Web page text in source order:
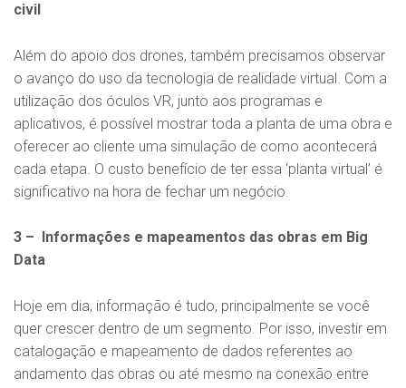
civil
Além do apoio dos drones, também precisamos observar
o avanço do uso da tecnologia de realidade virtual. Com a
utilização dos óculos VR, junto aos programas e
aplicativos, é possível mostrar toda a planta de uma obra e
oferecer ao cliente uma simulação de como acontecerá
cada etapa. O custo benefício de ter essa ‘planta virtual’ é
significativo na hora de fechar um negócio.
3 – Informações e mapeamentos das obras em Big
Data
Hoje em dia, informação é tudo, principalmente se você
quer crescer dentro de um segmento. Por isso, investir em
catalogação e mapeamento de dados referentes ao
andamento das obras ou até mesmo na conexão entre